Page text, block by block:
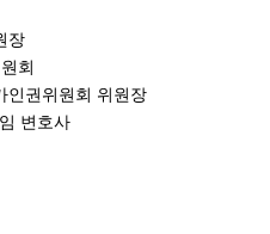
장
회
인권위원회 위원장
변호사